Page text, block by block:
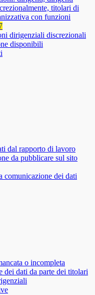
titolari di
con funzioni
dirigenziali discrezionali
disponibili
dal rapporto di lavoro
da pubblicare sul sito
comunicazione dei dati
o incompleta
dei dati da parte dei titolari